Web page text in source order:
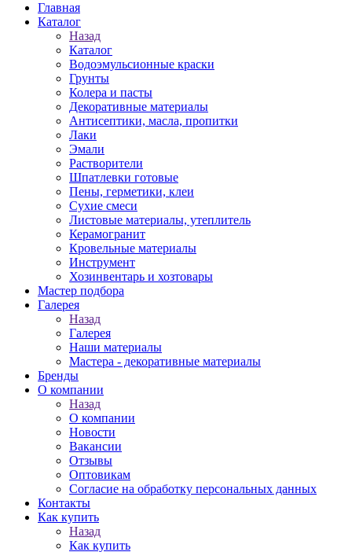
Главная
Каталог
Назад
Каталог
Водоэмульсионные краски
Грунты
Колера и пасты
Декоративные материалы
Антисептики, масла, пропитки
Лаки
Эмали
Растворители
Шпатлевки готовые
Пены, герметики, клеи
Сухие смеси
Листовые материалы, утеплитель
Керамогранит
Кровельные материалы
Инструмент
Хозинвентарь и хозтовары
Мастер подбора
Галерея
Назад
Галерея
Наши материалы
Мастера - декоративные материалы
Бренды
О компании
Назад
О компании
Новости
Вакансии
Отзывы
Оптовикам
Cогласие на обработку персональных данных
Контакты
Как купить
Назад
Как купить